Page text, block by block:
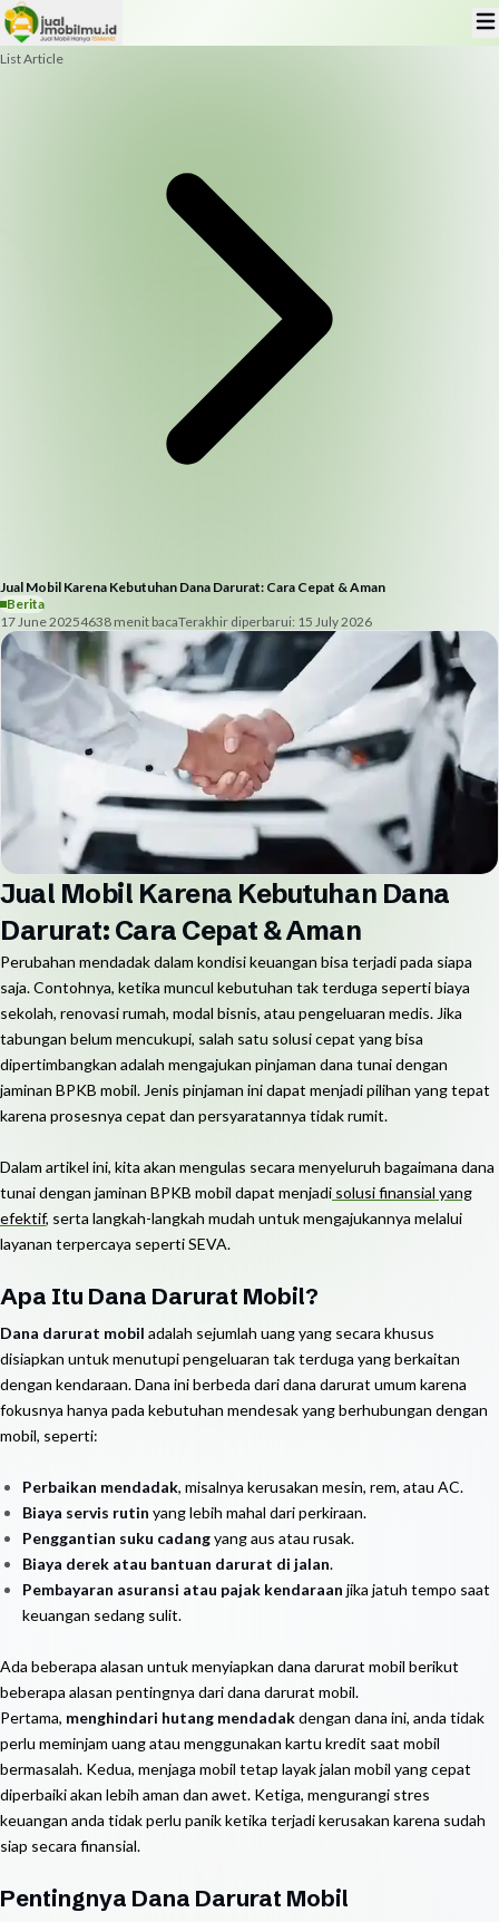
List Article
Jual Mobil Karena Kebutuhan Dana Darurat: Cara Cepat & Aman
Berita
17 June 20254638 menit bacaTerakhir diperbarui: 15 July 2026
Jual Mobil Karena Kebutuhan Dana
Darurat: Cara Cepat & Aman
Perubahan mendadak dalam kondisi keuangan bisa terjadi pada siapa
saja. Contohnya, ketika muncul kebutuhan tak terduga seperti biaya
sekolah, renovasi rumah, modal bisnis, atau pengeluaran medis. Jika
tabungan belum mencukupi, salah satu solusi cepat yang bisa
dipertimbangkan adalah mengajukan pinjaman dana tunai dengan
jaminan BPKB mobil. Jenis pinjaman ini dapat menjadi pilihan yang tepat
karena prosesnya cepat dan persyaratannya tidak rumit.
Dalam artikel ini, kita akan mengulas secara menyeluruh bagaimana dana
tunai dengan jaminan BPKB mobil dapat menjadi solusi finansial yang
efektif, serta langkah-langkah mudah untuk mengajukannya melalui
layanan terpercaya seperti SEVA.
Apa Itu Dana Darurat Mobil?
Dana darurat mobil adalah sejumlah uang yang secara khusus
disiapkan untuk menutupi pengeluaran tak terduga yang berkaitan
dengan kendaraan. Dana ini berbeda dari dana darurat umum karena
fokusnya hanya pada kebutuhan mendesak yang berhubungan dengan
mobil, seperti:
Perbaikan mendadak, misalnya kerusakan mesin, rem, atau AC.
Biaya servis rutin yang lebih mahal dari perkiraan.
Penggantian suku cadangyang aus atau rusak.
Biaya derek atau bantuan darurat di jalan.
Pembayaran asuransi atau pajak kendaraan jika jatuh tempo saat
keuangan sedang sulit.
Ada beberapa alasan untuk menyiapkan dana darurat mobil berikut
beberapa alasan pentingnya dari dana darurat mobil.
Pertama, menghindari hutang mendadakdengan dana ini, anda tidak
perlu meminjam uang atau menggunakan kartu kredit saat mobil
bermasalah. Kedua, menjaga mobil tetap layak jalan mobil yang cepat
diperbaiki akan lebih aman dan awet. Ketiga, mengurangi stres
keuangan anda tidak perlu panik ketika terjadi kerusakan karena sudah
siap secara finansial.
Pentingnya Dana Darurat Mobil